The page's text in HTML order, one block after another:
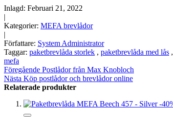
Inlagd: Februari 21, 2022
|
Kategorier: MEFA brevlådor
|
Författare: System Administrator
Taggar: paketbrevlåda storlek , paketbrevlåda med lås ,
mefa
Föregående Postlådor från Max Knobloch
Nästa Köp postlådor och brevlådor online
Relaterade produkter
-